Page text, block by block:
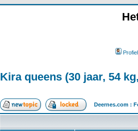
Profiel
Kira queens (30 jaar, 54
Deernes.com :